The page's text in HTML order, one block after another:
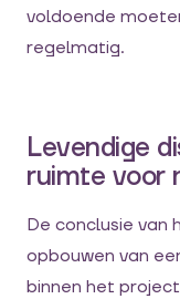
voldoende
regelmatig.
Levendige
ruimte voor
De conclusie van
opbouwen van
binnen het